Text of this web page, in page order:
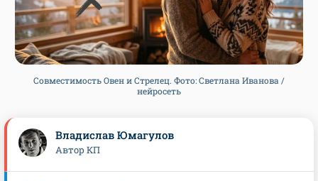
Совместимость Овен и Стрелец. Фото: Светлана Иванова /
нейросеть
Владислав Юмагулов
Автор КП